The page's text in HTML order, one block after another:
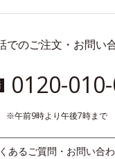
でのご注文・お問い
0120-
午前9時より午後7時まで
あるご質問・お問い合